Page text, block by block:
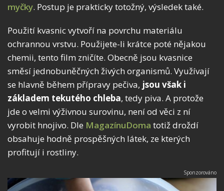
myčky. Postup je prakticky totožný, výsledek také.
Použití kvasnic vytvoří na povrchu materiálu
ochrannou vrstvu. Použijete-li krátce poté nějakou
chemii, tento film zničíte. Obecně jsou kvasnice
směsí jednobuněčných živých organismů. Využívají
se hlavně během přípravy pečiva, jsou však i
základem tekutého chleba, tedy piva. A protože
jde o velmi výživnou surovinu, není od věci z ní
vyrobit hnojivo. Dle MagazínuDoma totiž droždí
obsahuje hodně prospěšných látek, ze kterých
profitují i rostliny.